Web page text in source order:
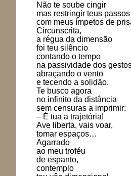
Não te soube cingir
mas restringir teus passos
com meus ímpetos de
Circunscrita,
a régua da dimensão
foi teu silêncio
contando o tempo
na passividade dos
abraçando o vento
e tecendo a solidão.
Te busco agora
no infinito da distância
sem censuras a imprimir:
– É tua a trajetória!
Ave liberta, vais voar,
tomar espaços…
Agarrado
ao meu troféu
de espanto,
contemplo